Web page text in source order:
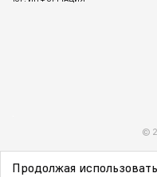
©
Продолжая